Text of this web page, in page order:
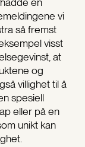
vi
så fremst
visst
at
og
villighet til å
spesiell
eller på en
unikt kan